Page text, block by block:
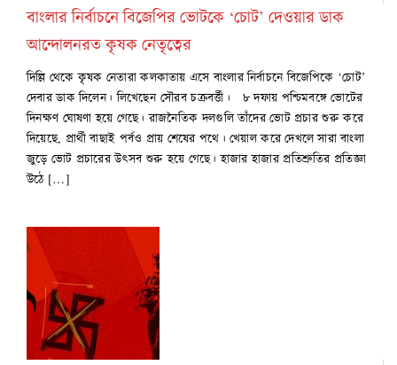
বাংলার নির্বাচনে বিজেপির ভোটকে ‘চোট’ দেওয়ার ডাক
আন্দোলনরত কৃষক নেতৃত্বের
দিল্লি থেকে কৃষক নেতারা কলকাতায় এসে বাংলার নির্বাচনে বিজেপিকে ‘চোট’
দেবার ডাক দিলেন। লিখেছেন সৌরব চক্রবর্ত্তী।‌ ৮ দফায় পশ্চিমবঙ্গে ভোটের
দিনক্ষণ ঘোষণা হয়ে গেছে। রাজনৈতিক দলগুলি তাঁদের ভোট প্রচার শুরু করে
দিয়েছে, প্রার্থী বাছাই পর্বও প্রায় শেষের পথে। খেয়াল করে দেখলে সারা বাংলা
জুড়ে ভোট প্রচারের উৎসব শুরু হয়ে গেছে। হাজার হাজার প্রতিশ্রুতির প্রতিজ্ঞা
উঠে […]